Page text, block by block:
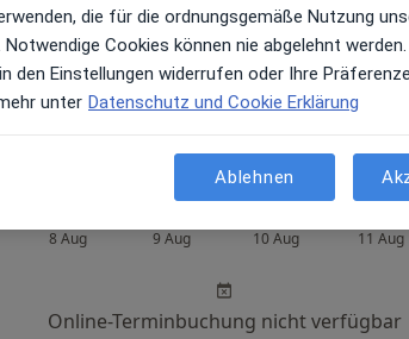
Online-Terminbuchung nicht verfügbar
Terminanfrage senden
8 Aug 9 Aug 10 Aug 11 Aug
Online-Terminbuchung nicht verfügbar
die für die ordnungsgemäße Nutzung
Cookies können nie abgelehnt werden.
den Einstellungen widerrufen oder Ihre
unter Datenschutz und Cookie Erklärung
Ablehnen